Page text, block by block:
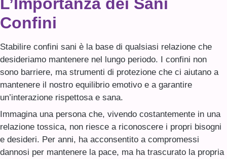
Confini
Stabilire confini sani è la base di qualsiasi relazione che
desideriamo mantenere nel lungo periodo. I confini non
sono barriere, ma strumenti di protezione che ci aiutano a
mantenere il nostro equilibrio emotivo e a garantire
un’interazione rispettosa e sana.
Immagina una persona che, vivendo costantemente in una
relazione tossica, non riesce a riconoscere i propri bisogni
e desideri. Per anni, ha acconsentito a compromessi
dannosi per mantenere la pace, ma ha trascurato la propria